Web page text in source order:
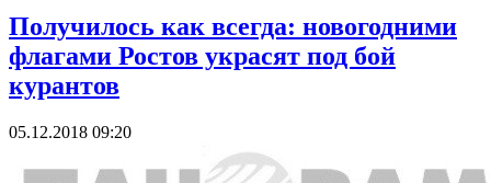
Получилось как всегда: новогодними
флагами Ростов украсят под бой
курантов
05.12.2018 09:20